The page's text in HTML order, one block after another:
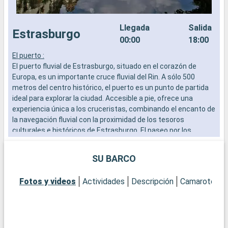
Estrasburgo
Llegada
00:00
Salida
18:00
El puerto :
El puerto fluvial de Estrasburgo, situado en el corazón de
Europa, es un importante cruce fluvial del Rin. A sólo 500
metros del centro histórico, el puerto es un punto de partida
ideal para explorar la ciudad. Accesible a pie, ofrece una
experiencia única a los cruceristas, combinando el encanto de
la navegación fluvial con la proximidad de los tesoros
culturales e históricos de Estrasburgo. El paseo por los
Qué visitar en Estrasburgo
patrimonio arquitectónico. La catedral de Notre-Dame, con su
SU BARCO
Fotos y videos Actividades Descripción Camarotes